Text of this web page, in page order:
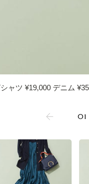
ャツ ¥19,000 デニム
01